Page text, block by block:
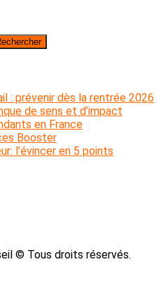
: prévenir dès la rentrée 2026
de sens et d’impact
en France
Booster
l’évincer en 5 points
© Tous droits réservés.